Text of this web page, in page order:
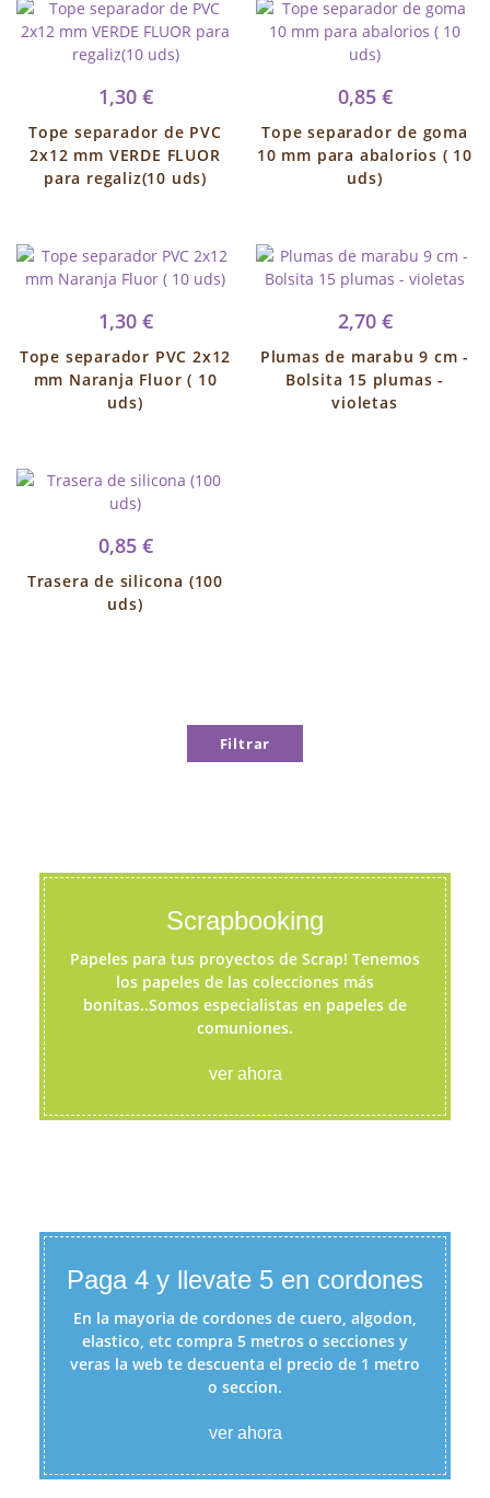
1,30 €
Tope separador de PVC
2x12 mm VERDE FLUOR
para regaliz(10 uds)
0,85 €
Tope separador de goma
10 mm para abalorios ( 10
uds)
1,30 €
Tope separador PVC 2x12
mm Naranja Fluor ( 10
uds)
2,70 €
Plumas de marabu 9 cm -
Bolsita 15 plumas -
violetas
0,85 €
Trasera de silicona (100
uds)
Filtrar
Scrapbooking
Papeles para tus proyectos de Scrap! Tenemos
los papeles de las colecciones más
bonitas..Somos especialistas en papeles de
comuniones.
ver ahora
Paga 4 y llevate 5 en cordones
En la mayoria de cordones de cuero, algodon,
elastico, etc compra 5 metros o secciones y
veras la web te descuenta el precio de 1 metro
o seccion.
ver ahora